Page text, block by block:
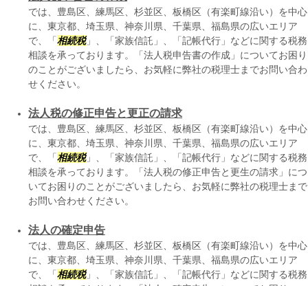
では、豊島区、練馬区、杉並区、板橋区（有楽町線沿い）を中心
に、東京都、埼玉県、神奈川県、千葉県、福島県の広いエリア
で、「 相続税」、「家族信託」、「記帳代行」などに関する税務
相談を承っております。「法人税申告書の作成」についてお困り
のことがございましたら、お気軽に弊社の税理士までお問い合わ
せください。
法人税の修正申告と更正の請求
では、豊島区、練馬区、杉並区、板橋区（有楽町線沿い）を中心
に、東京都、埼玉県、神奈川県、千葉県、福島県の広いエリア
で、「 相続税」、「家族信託」、「記帳代行」などに関する税務
相談を承っております。「法人税の修正申告と更生の請求」につ
いてお困りのことがございましたら、お気軽に弊社の税理士まで
お問い合わせください。
法人の確定申告
では、豊島区、練馬区、杉並区、板橋区（有楽町線沿い）を中心
に、東京都、埼玉県、神奈川県、千葉県、福島県の広いエリア
で、「 相続税」、「家族信託」、「記帳代行」などに関する税務